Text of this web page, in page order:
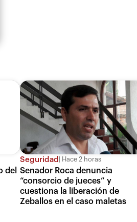
del
Seguridad Hace 2 horas
Senador Roca denuncia
“consorcio de jueces” y
cuestiona la liberación de
Zeballos en el caso maletas